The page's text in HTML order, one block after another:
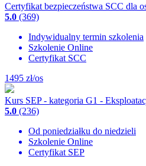
Certyfikat bezpieczeństwa SCC dla
5.0 (369)
Indywidualny termin szkolenia
Szkolenie Online
Certyfikat SCC
1495 zł/os
Kurs SEP - kategoria G1 -
5.0 (236)
Od poniedziałku do niedzieli
Szkolenie Online
Certyfikat SEP